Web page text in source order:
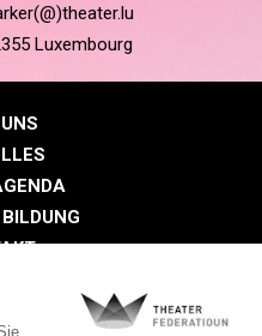
Luxembourg